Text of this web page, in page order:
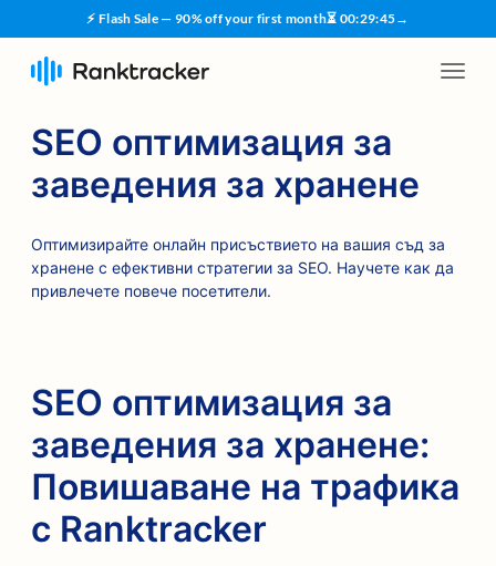
⚡ Flash Sale — 90% off your first month⏳ 00:29:45→
SEO оптимизация за
заведения за хранене
Оптимизирайте онлайн присъствието на вашия съд за
хранене с ефективни стратегии за SEO. Научете как да
привлечете повече посетители.
SEO оптимизация за
заведения за хранене:
Повишаване на трафика
с Ranktracker